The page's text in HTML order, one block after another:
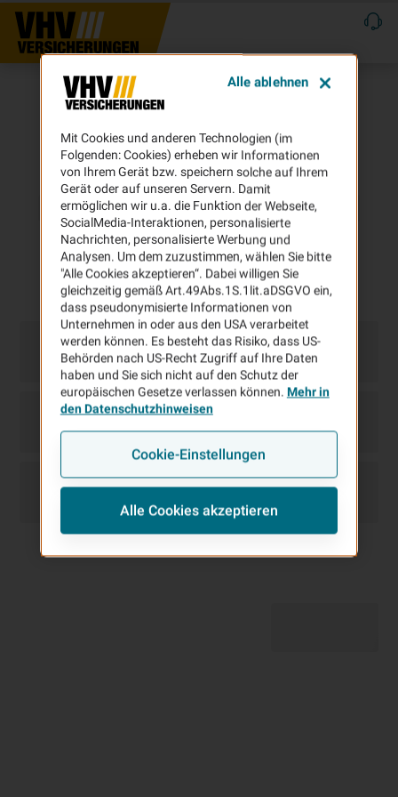
Mit Cookies und anderen Technologien (im
Folgenden: Cookies) erheben wir Informationen
von Ihrem Gerät bzw. speichern solche auf Ihrem
Gerät oder auf unseren Servern. Damit
ermöglichen wir u.a. die Funktion der Webseite,
SocialMedia-Interaktionen, personalisierte
Nachrichten, personalisierte Werbung und
Analysen. Um dem zuzustimmen, wählen Sie bitte
"Alle Cookies akzeptieren“. Dabei willigen Sie
gleichzeitig gemäß Art.49Abs.1S.1lit.aDSGVO ein,
dass pseudonymisierte Informationen von
Unternehmen in oder aus den USA verarbeitet
werden können. Es besteht das Risiko, dass US-
Behörden nach US-Recht Zugriff auf Ihre Daten
haben und Sie sich nicht auf den Schutz der
europäischen Gesetze verlassen können. Mehr in
den Datenschutzhinweisen
Cookie-Einstellungen
Alle Cookies akzeptieren
Alle ablehnen